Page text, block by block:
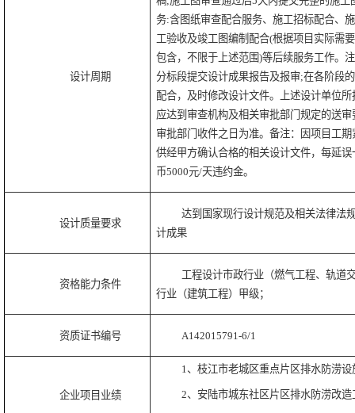
设计周期
务:含图纸审查配合服务、施工招标配合、
工验收及竣工图编制配合(根据项目实际需
包含，不限于上述范围)等后续服务工作。
分标段提交设计成果报告及报审;在各阶段
配合，及时修改设计文件。上述设计单位
应达到审查机构及相关审批部门规定的送
审批部门收件之日为准。备注：因项目工
供经甲方确认合格的相关设计文件，每延
币5000元/天违约金。
设计质量要求
达到国家现行设计规范及相关法律法
计成果
资格能力条件
工程设计市政行业（燃气工程、轨道
行业（建筑工程）甲级；
资质证书编号 A142015791-6/1
企业项目业绩
1、 枝江市老城区重点片区排水防涝设
2、 安陆市城东社区片区排水防涝改造